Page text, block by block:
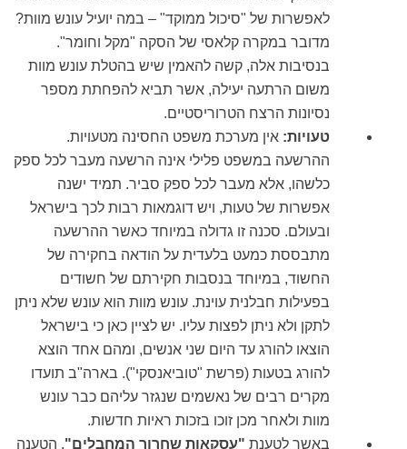
לאפשרות של "סיכול ממוקד" – במה יועיל עונש מוות?
מדובר במקרה קלאסי של הסקה "מקל וחומר".
בנסיבות אלה, קשה להאמין שיש בהטלת עונש מוות
משום הרתעה יעילה, אשר תביא להפחתת מספר
נסיונות הרצח הטרוריסטיים.
טעויות: אין מערכת משפט החסינה מטעויות.
ההרשעה במשפט פלילי אינה הרשעה מעבר לכל ספק
כלשהו, אלא מעבר לכל ספק סביר. תמיד ישנה
אפשרות של טעות, ויש דוגמאות רבות לכך בישראל
ובעולם. סכנה זו גדולה במיוחד כאשר ההרשעה
מתבססת כמעט בלעדית על הודאה בחקירה של
החשוד, במיוחד בנסבות חקירתם של חשודים
בפעילות חבלנית עוינת. עונש מוות הוא עונש שלא ניתן
לתקן ולא ניתן לפצות עליו. יש לציין כאן כי בישראל
הוצאו להורג עד היום שני אנשים, ומהם אחד הוצא
להורג בטעות (פרשת "טוביאנסקי"). בארה"ב תועדו
מקרים רבים של נאשמים שנגזר עליהם כבר עונש
מוות ולאחר מכן זוכו בזכות ראיות חדשות.
באשר לטענת "עסקאות שחרור המחבלים". הטענה